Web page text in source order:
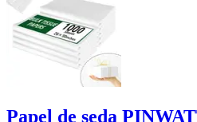
Papel de seda